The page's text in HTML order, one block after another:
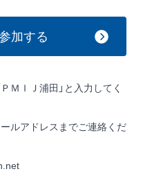
加する
ＭＩＪ浦田」と入力してく
ルアドレスまでご連絡くだ